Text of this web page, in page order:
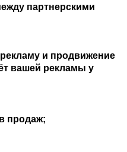
партнерскими
и продвижение
вашей рекламы у
продаж;